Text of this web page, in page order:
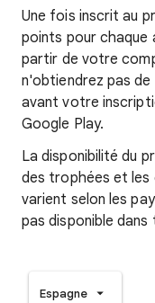
Une fois inscrit au
points pour
partir de votre
n'obtiendrez pas
avant votre
Google Play.
La disponibilité du
des trophées et
varient selon les
pas disponible dans
Espagne